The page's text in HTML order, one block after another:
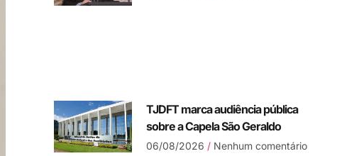
TJDFT marca audiência pública
sobre a Capela São Geraldo
06/08/2026 Nenhum comentário